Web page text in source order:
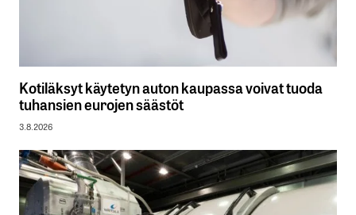
Kotiläksyt käytetyn auton kaupassa voivat tuoda
tuhansien eurojen säästöt
3.8.2026